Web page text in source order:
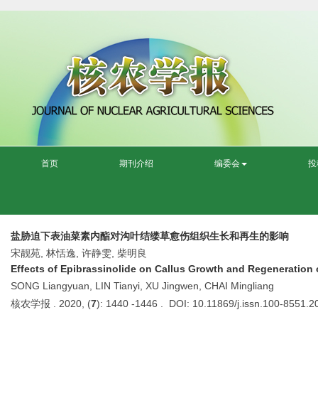
首页 期刊介绍 编委会
盐胁迫下表油菜素内酯对沟叶结缕草愈伤组织生长和再生的影响
宋靓苑, 林恬逸, 许静雯, 柴明良
Effects of Epibrassinolide on Callus Growth and
SONG Liangyuan, LIN Tianyi, XU Jingwen, CHAI Mingliang
核农学报 . 2020, (7): 1440 -1446 . DOI: 10.11869/j.issn.100-